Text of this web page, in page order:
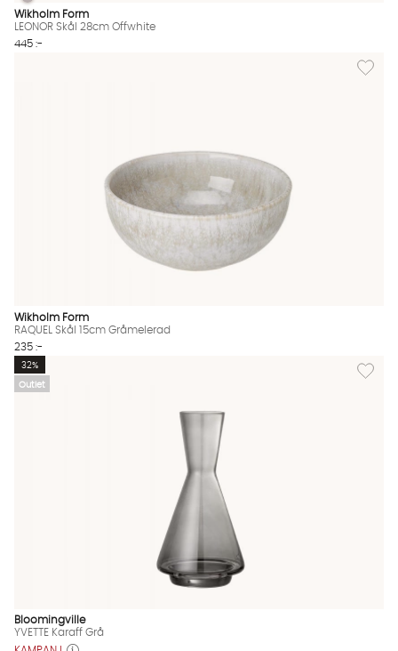
LEONOR Skål 28cm Offwhite Finns även i dessa färger:
LEONOR Skål 28cm Offwhite
Wikholm Form
LEONOR Skål 28cm Offwhite
445 :-
Lägg
Wikholm Form
RAQUEL Skål 15cm Gråmelerad
235 :-
Outlet
Lägg
32%
Bloomingville
YVETTE Karaff Grå